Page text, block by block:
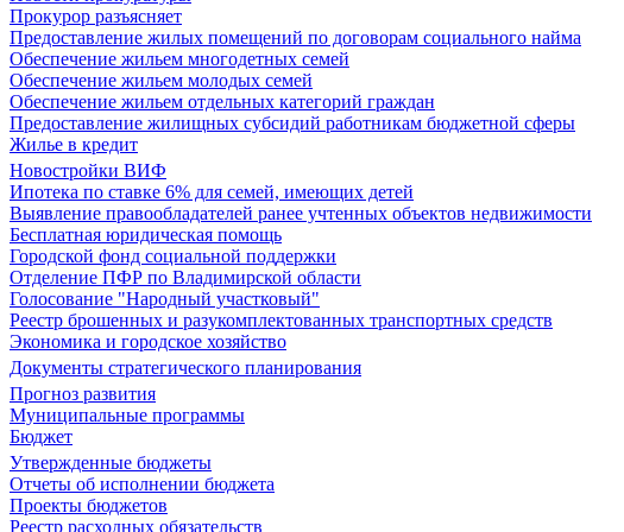
Прокурор разъясняет
Предоставление жилых помещений по договорам социального найма
Обеспечение жильем многодетных семей
Обеспечение жильем молодых семей
Обеспечение жильем отдельных категорий граждан
Предоставление жилищных субсидий работникам бюджетной сферы
Жилье в кредит
Новостройки ВИФ
Ипотека по ставке 6% для семей, имеющих детей
Выявление правообладателей ранее учтенных объектов недвижимости
Бесплатная юридическая помощь
Городской фонд социальной поддержки
Отделение ПФР по Владимирской области
Голосование "Народный участковый"
Реестр брошенных и разукомплектованных транспортных средств
Экономика и городское хозяйство
Документы стратегического планирования
Прогноз развития
Муниципальные программы
Бюджет
Утвержденные бюджеты
Отчеты об исполнении бюджета
Проекты бюджетов
Реестр расходных обязательств